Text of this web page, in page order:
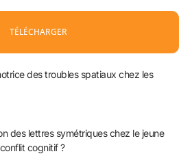
TÉLÉCHARGER
des troubles spatiaux chez les
des lettres symétriques chez le jeune
cognitif ?